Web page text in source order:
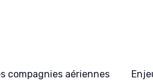
compagnies aériennes